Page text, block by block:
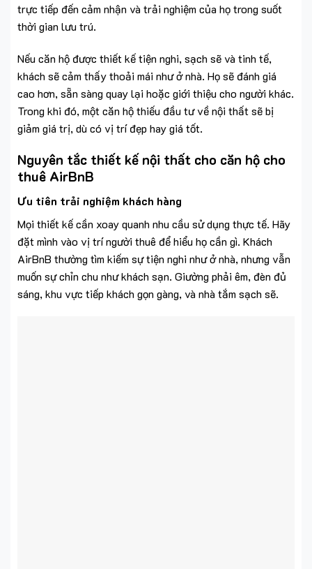
trực tiếp đến cảm nhận và trải nghiệm của họ trong suốt
thời gian lưu trú.
Nếu căn hộ được thiết kế tiện nghi, sạch sẽ và tinh tế,
khách sẽ cảm thấy thoải mái như ở nhà. Họ sẽ đánh giá
cao hơn, sẵn sàng quay lại hoặc giới thiệu cho người khác.
Trong khi đó, một căn hộ thiếu đầu tư về nội thất sẽ bị
giảm giá trị, dù có vị trí đẹp hay giá tốt.
Nguyên tắc thiết kế nội thất cho căn hộ cho
thuê AirBnB
Ưu tiên trải nghiệm khách hàng
Mọi thiết kế cần xoay quanh nhu cầu sử dụng thực tế. Hãy
đặt mình vào vị trí người thuê để hiểu họ cần gì. Khách
AirBnB thường tìm kiếm sự tiện nghi như ở nhà, nhưng vẫn
muốn sự chỉn chu như khách sạn. Giường phải êm, đèn đủ
sáng, khu vực tiếp khách gọn gàng, và nhà tắm sạch sẽ.